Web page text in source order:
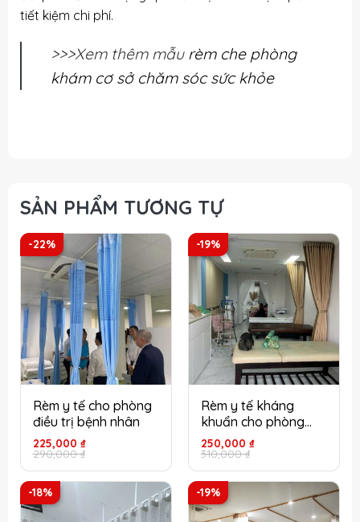
tiết kiệm chi phí.
>>>Xem thêm mẫu rèm che phòng
khám cơ sở chăm sóc sức khỏe
SẢN PHẨM TƯƠNG TỰ
-22%
Rèm y tế cho phòng
điều trị bệnh nhân
290,000₫
Giá
gốc
290,000 ₫.
225,000 ₫
Giá
hiện
là:
225,000 ₫.
-19%
Rèm y tế kháng
khuẩn cho phòng
khám bác sĩ
310,000₫
Giá
gốc
310,000 ₫.
250,000 ₫
Giá
hiện
là:
250,000 ₫.
-18% -19%